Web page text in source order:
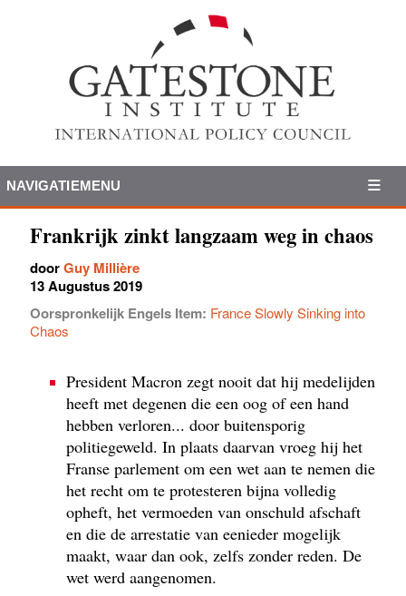
NAVIGATIEMENU
Frankrijk zinkt langzaam weg in chaos
doorGuy Millière
13 Augustus 2019
Oorspronkelijk Engels Item: France Slowly Sinking into
Chaos
President Macron zegt nooit dat hij medelijden
heeft met degenen die een oog of een hand
hebben verloren... door buitensporig
politiegeweld. In plaats daarvan vroeg hij het
Franse parlement om een wet aan te nemen die
het recht om te protesteren bijna volledig
opheft, het vermoeden van onschuld afschaft
en die de arrestatie van eenieder mogelijk
maakt, waar dan ook, zelfs zonder reden. De
wet werd aangenomen.